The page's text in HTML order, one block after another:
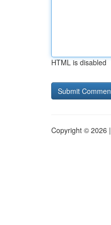
HTML is disabled
Copyright © 2026 |